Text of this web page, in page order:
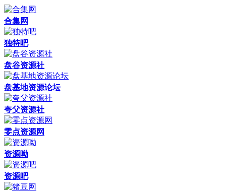
合集网
独特吧
盘谷资源社
盘基地资源论坛
夸父资源社
零点资源网
资源呦
资源吧